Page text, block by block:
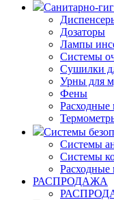
Санитарно-
Дозаторы
Лампы
Системы
Сушилки
Урны для
Фены
Системы
Системы
Системы
РАСПРОДАЖА